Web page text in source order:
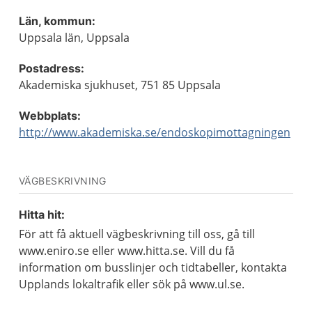
Län, kommun:
Uppsala län, Uppsala
Postadress:
Akademiska sjukhuset, 751 85 Uppsala
Webbplats:
http://www.akademiska.se/endoskopimottagningen
VÄGBESKRIVNING
Hitta hit:
För att få aktuell vägbeskrivning till oss, gå till
www.eniro.se eller www.hitta.se. Vill du få
information om busslinjer och tidtabeller, kontakta
Upplands lokaltrafik eller sök på www.ul.se.